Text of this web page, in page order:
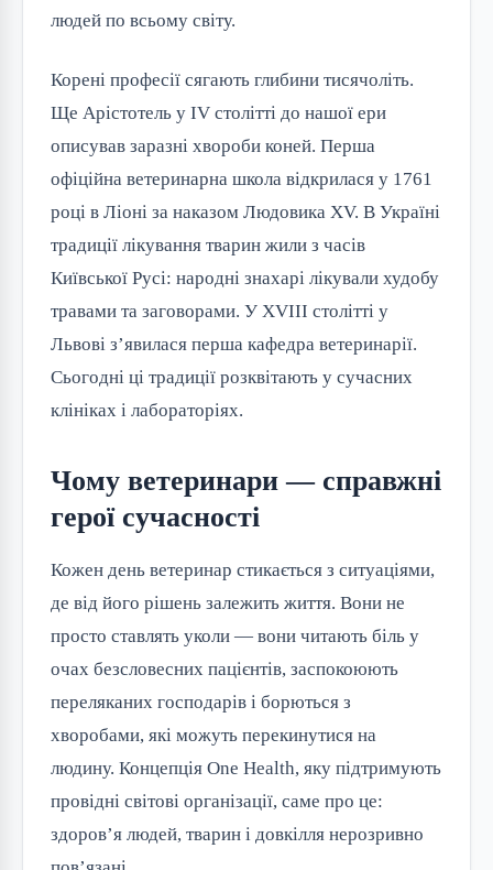
людей по всьому світу.
Корені професії сягають глибини тисячоліть.
Ще Арістотель у IV столітті до нашої ери
описував заразні хвороби коней. Перша
офіційна ветеринарна школа відкрилася у 1761
році в Ліоні за наказом Людовика XV. В Україні
традиції лікування тварин жили з часів
Київської Русі: народні знахарі лікували худобу
травами та заговорами. У XVIII столітті у
Львові з’явилася перша кафедра ветеринарії.
Сьогодні ці традиції розквітають у сучасних
клініках і лабораторіях.
Чому ветеринари — справжні
герої сучасності
Кожен день ветеринар стикається з ситуаціями,
де від його рішень залежить життя. Вони не
просто ставлять уколи — вони читають біль у
очах безсловесних пацієнтів, заспокоюють
переляканих господарів і борються з
хворобами, які можуть перекинутися на
людину. Концепція One Health, яку підтримують
провідні світові організації, саме про це:
здоров’я людей, тварин і довкілля нерозривно